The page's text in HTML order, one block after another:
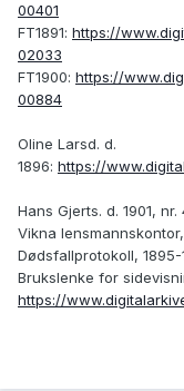
00401
FT1891: https://
02033
FT1900: https://
00884
Oline Larsd. d.
1896: https://
Hans Gjerts. d. 1901, nr.
Vikna
Dødsfallprotokoll, 1895-
Brukslenke for
https://